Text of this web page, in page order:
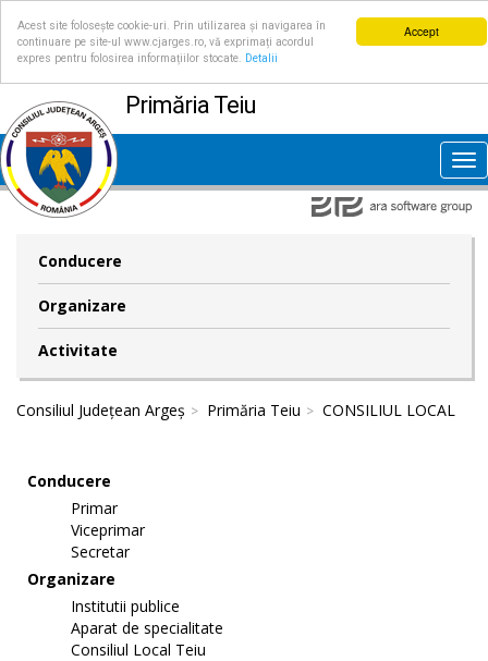
Accept
Acest site folosește cookie-uri. Prin utilizarea și navigarea în
continuare pe site-ul www.cjarges.ro, vă exprimați acordul
expres pentru folosirea informațiilor stocate.
Detalii
Primăria Teiu
Conducere
Organizare
Activitate
Consiliul Județean Argeș Primăria Teiu CONSILIUL LOCAL
Conducere
Primar
Viceprimar
Secretar
Organizare
Institutii publice
Aparat de specialitate
Consiliul Local Teiu